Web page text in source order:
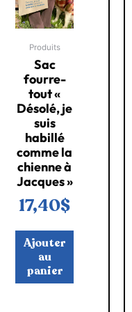
Produits
Sac
fourre-
tout «
Désolé, je
suis
habillé
comme la
chienne à
Jacques »
17,40$
Ajouter
au
panier